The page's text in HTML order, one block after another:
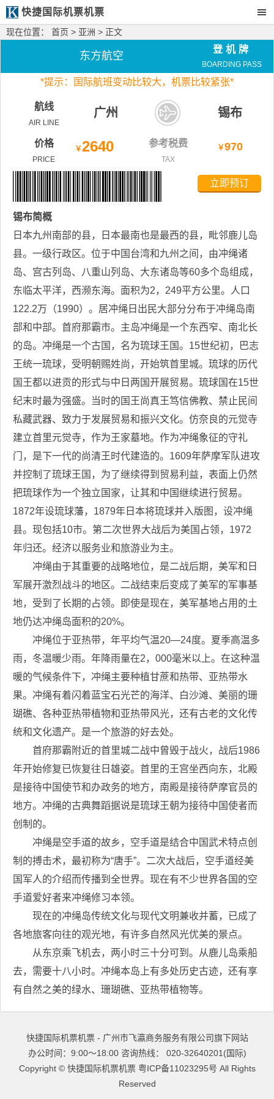
快捷国际机票机票
现在位置： 首页 > 亚洲 > 正文
东方航空
登机牌
BOARDING PASS
*提示：国际航班变动比较大， 机票比较紧张*
航线
AIR LINE
广州 锡布
价格
PRICE
￥2640 参考税费
TAX
￥970
立即预订
锡布简概
日本九州南部的县，日本最南也是最西的县，毗邻鹿儿岛
县。一级行政区。位于中国台湾和九州之间，由冲绳诸
岛、宫古列岛、八重山列岛、大东诸岛等60多个岛组成，
东临太平洋，西濒东海。面积为2，249平方公里。人口
122.2万（1990）。居冲绳日出民大部分分布于冲绳岛南
部和中部。首府那霸市。主岛冲绳是一个东西窄、南北长
的岛。冲绳是一个古国，名为琉球王国。15世纪初，巴志
王统一琉球，受明朝赐姓尚，开始筑首里城。琉球的历代
国王都以进贡的形式与中日两国开展贸易。琉球国在15世
纪末时最为强盛。当时的国王尚真王笃信佛教、禁止民间
私藏武器、致力于发展贸易和振兴文化。仿奈良的元觉寺
建立首里元觉寺，作为王家墓地。作为冲绳象征的守礼
门，是下一代的尚清王时代建造的。1609年萨摩军队进攻
并控制了琉球王国，为了继续得到贸易利益，表面上仍然
把琉球作为一个独立国家，让其和中国继续进行贸易。
1872年设琉球藩，1879年日本将琉球并入版图，设冲绳
县。现包括10市。第二次世界大战后为美国占领，1972
年归还。经济以服务业和旅游业为主。
冲绳由于其重要的战略地位，是二战后期，美军和日
军展开激烈战斗的地区。二战结束后变成了美军的军事基
地，受到了长期的占领。即使是现在，美军基地占用的土
地仍达冲绳岛面积的20%。
冲绳位于亚热带，年平均气温20—24度。夏季高温多
雨，冬温暖少雨。年降雨量在2，000毫米以上。在这种温
暖的气候条件下，冲绳主要种植甘蔗和热带、亚热带水
果。冲绳有着闪着蓝宝石光芒的海洋、白沙滩、美丽的珊
瑚礁、各种亚热带植物和亚热带风光，还有古老的文化传
统和文化遗产。是一个旅游的好去处。
首府那霸附近的首里城二战中曾毁于战火，战后1986
年开始修复已恢复往日雄姿。首里的王宫坐西向东，北殿
是接待中国使节和办政务的地方，南殿是接待萨摩官员的
地方。冲绳的古典舞蹈据说是琉球王朝为接待中国使者而
创制的。
冲绳是空手道的故乡，空手道是结合中国武术特点创
制的搏击术，最初称为“唐手”。二次大战后，空手道经美
国军人的介绍而传播到全世界。现在有不少世界各国的空
手道爱好者来冲绳修习本领。
现在的冲绳岛传统文化与现代文明兼收并蓄，已成了
各地旅客向往的观光地，有许多自然风光优美的景点。
从东京乘飞机去，两小时三十分可到。从鹿儿岛乘船
去，需要十八小时。冲绳本岛上有多处历史古迹，还有享
有自然之美的绿水、珊瑚礁、亚热带植物等。
快捷国际机票机票 - 广州市飞瀛商务服务有限公司旗下网站
办公时间：9:00～18:00 咨询热线： 020-32640201(国际)
Copyright © 快捷国际机票机票 粤ICP备11023295号 All Rights
Reserved